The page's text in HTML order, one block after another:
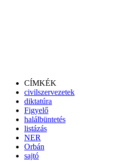
CÍMKÉK
civilszervezetek
diktatúra
Figyelő
halálbüntetés
listázás
NER
Orbán
sajtó